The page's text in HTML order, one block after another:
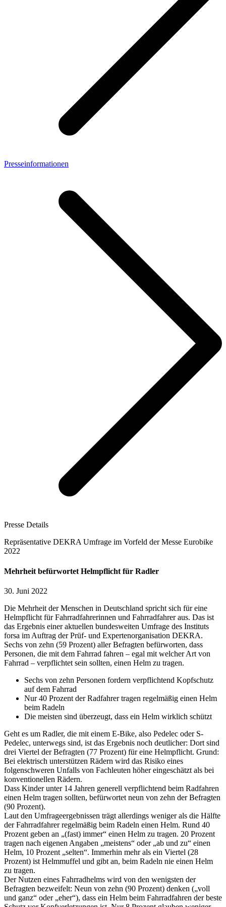
Presseinformationen
Presse Details
Repräsentative DEKRA Umfrage im Vorfeld der Messe Eurobike
2022
Mehrheit befürwortet Helmpflicht für Radler
30. Juni 2022
Die Mehrheit der Menschen in Deutschland spricht sich für eine
Helmpflicht für Fahrradfahrerinnen und Fahrradfahrer aus. Das ist
das Ergebnis einer aktuellen bundesweiten Umfrage des Instituts
forsa im Auftrag der Prüf- und Expertenorganisation DEKRA.
Sechs von zehn (59 Prozent) aller Befragten befürworten, dass
Personen, die mit dem Fahrrad fahren – egal mit welcher Art von
Fahrrad – verpflichtet sein sollten, einen Helm zu tragen.
Sechs von zehn Personen fordern verpflichtend Kopfschutz
auf dem Fahrrad
Nur 40 Prozent der Radfahrer tragen regelmäßig einen Helm
beim Radeln
Die meisten sind überzeugt, dass ein Helm wirklich schützt
Geht es um Radler, die mit einem E-Bike, also Pedelec oder S-
Pedelec, unterwegs sind, ist das Ergebnis noch deutlicher: Dort sind
drei Viertel der Befragten (77 Prozent) für eine Helmpflicht. Grund:
Bei elektrisch unterstützen Rädern wird das Risiko eines
folgenschweren Unfalls von Fachleuten höher eingeschätzt als bei
konventionellen Rädern.
Dass Kinder unter 14 Jahren generell verpflichtend beim Radfahren
einen Helm tragen sollten, befürwortet neun von zehn der Befragten
(90 Prozent).
Laut den Umfrageergebnissen trägt allerdings weniger als die Hälfte
der Fahrradfahrer regelmäßig beim Radeln einen Helm. Rund 40
Prozent geben an „(fast) immer“ einen Helm zu tragen. 20 Prozent
tragen nach eigenen Angaben „meistens“ oder „ab und zu“ einen
Helm, 10 Prozent „selten“. Immerhin mehr als ein Viertel (28
Prozent) ist Helmmuffel und gibt an, beim Radeln nie einen Helm
zu tragen.
Der Nutzen eines Fahrradhelms wird von den wenigsten der
Befragten bezweifelt: Neun von zehn (90 Prozent) denken („voll
und ganz“ oder „eher“), dass ein Helm beim Fahrradfahren der beste